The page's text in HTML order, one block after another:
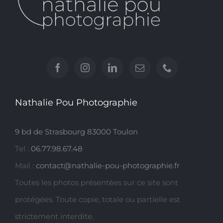
Nathalie Pou Photographie
9 bd de Strasbourg 83000 Toulon
Tel : 06.77.98.67.48
Mail : contact@nathalie-pou-photographie.fr
Toutes les photos présentées sur ce site sont
protégées. Toute copie, totale ou partielle est
strictement interdite.